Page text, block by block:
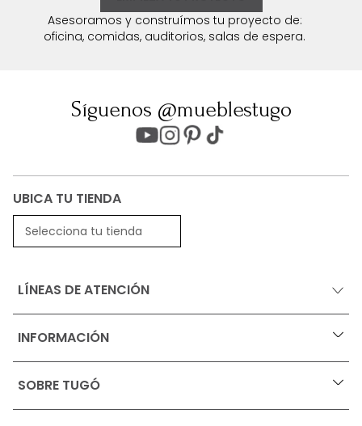
Asesoramos y construímos tu proyecto de:
oficina, comidas, auditorios, salas de espera.
Síguenos @mueblestugo
UBICA TU TIENDA
Selecciona tu tienda
LÍNEAS DE ATENCIÓN
INFORMACIÓN +
Ofertas vigentes
Términos, condiciones y restricciones para productos
SOBRE TUGÓ +